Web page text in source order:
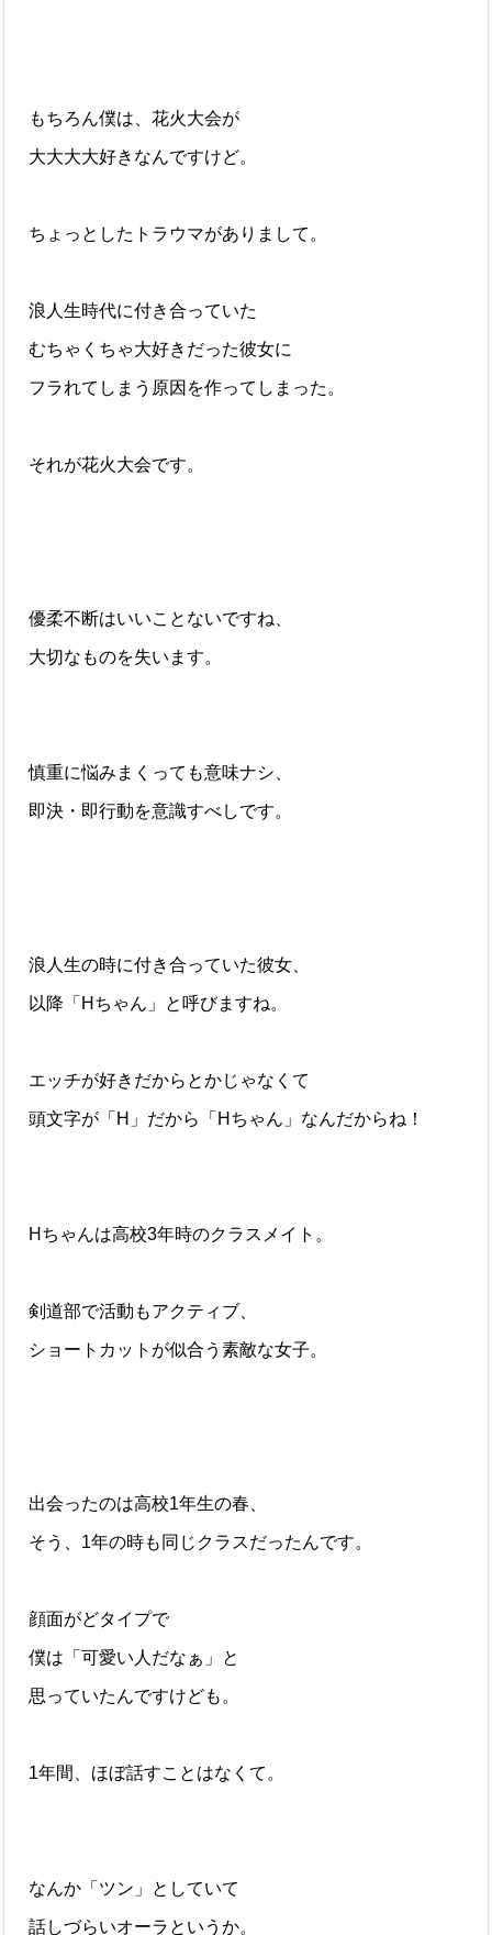
もちろん僕は、花火大会が
大大大大好きなんですけど。
ちょっとしたトラウマがありまして。
浪人生時代に付き合っていた
むちゃくちゃ大好きだった彼女に
フラれてしまう原因を作ってしまった。
それが花火大会です。
優柔不断はいいことないですね、
大切なものを失います。
慎重に悩みまくっても意味ナシ、
即決・即行動を意識すべしです。
浪人生の時に付き合っていた彼女、
以降「Hちゃん」と呼びますね。
エッチが好きだからとかじゃなくて
頭文字が「H」だから「Hちゃん」なんだからね！
Hちゃんは高校3年時のクラスメイト。
剣道部で活動もアクティブ、
ショートカットが似合う素敵な女子。
出会ったのは高校1年生の春、
そう、1年の時も同じクラスだったんです。
顔面がどタイプで
僕は「可愛い人だなぁ」と
思っていたんですけども。
1年間、ほぼ話すことはなくて。
なんか「ツン」としていて
話しづらいオーラというか。